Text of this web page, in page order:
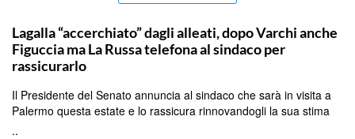
Lagalla “accerchiato” dagli alleati, dopo Varchi anche
Figuccia ma La Russa telefona al sindaco per
rassicurarlo
Il Presidente del Senato annuncia al sindaco che sarà in visita a
Palermo questa estate e lo rassicura rinnovandogli la sua stima
..